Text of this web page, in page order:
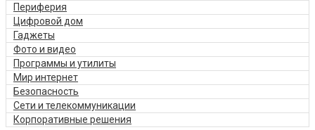
Периферия
Цифровой дом
Гаджеты
Фото и видео
Программы и утилиты
Мир интернет
Безопасность
Сети и телекоммуникации
Корпоративные решения